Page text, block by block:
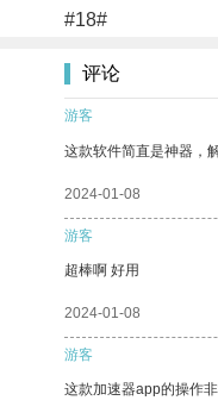
#18#
评论
游客
这款软件简直是神器，
2024-01-08
游客
超棒啊 好用
2024-01-08
游客
这款加速器app的操作